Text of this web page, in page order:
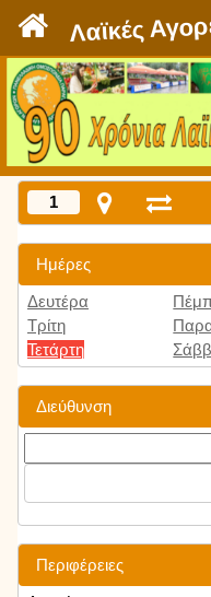
Λαϊκές
1
Ημέρες
Δευτέρα
Τρίτη
Τετάρτη
Διεύθυνση
Περιφέρειες